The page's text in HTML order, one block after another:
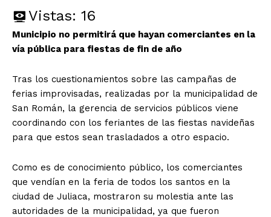
Vistas: 16
Municipio no permitirá que hayan comerciantes en la
vía pública para fiestas de fin de año
Tras los cuestionamientos sobre las campañas de
ferias improvisadas, realizadas por la municipalidad de
San Román, la gerencia de servicios públicos viene
coordinando con los feriantes de las fiestas navideñas
para que estos sean trasladados a otro espacio.
Como es de conocimiento público, los comerciantes
que vendían en la feria de todos los santos en la
ciudad de Juliaca, mostraron su molestia ante las
autoridades de la municipalidad, ya que fueron